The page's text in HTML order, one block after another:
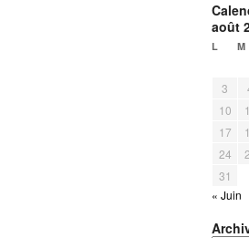
août
L M
« Juin
3
10
17
24
31